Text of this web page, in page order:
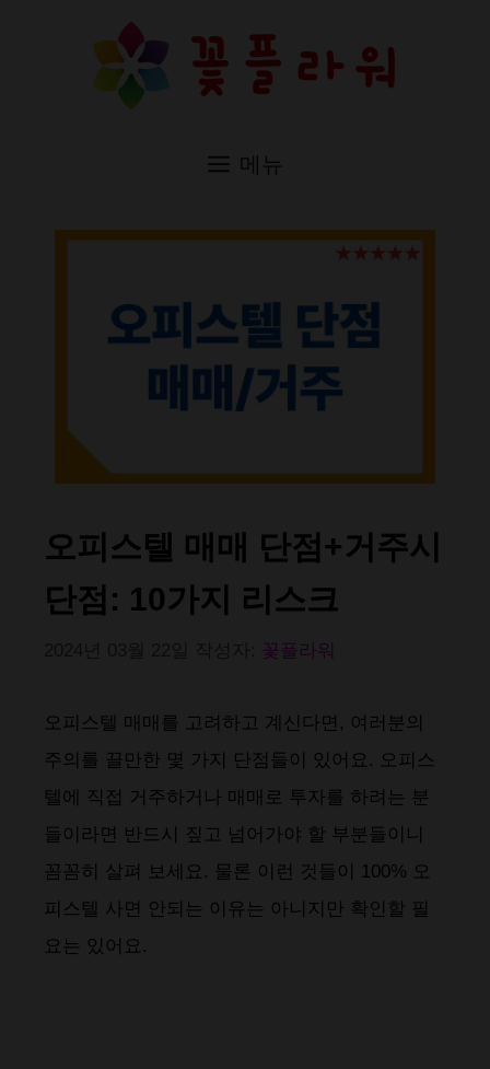
메뉴
오피스텔 매매 단점+거주시
단점: 10가지 리스크
꽃플라워
오피스텔 매매를 고려하고 계신다면, 여러분의
주의를 끌만한 몇 가지 단점들이 있어요. 오피스
텔에 직접 거주하거나 매매로 투자를 하려는 분
들이라면 반드시 짚고 넘어가야 할 부분들이니
꼼꼼히 살펴 보세요. 물론 이런 것들이 100% 오
피스텔 사면 안되는 이유는 아니지만 확인할 필
요는 있어요.